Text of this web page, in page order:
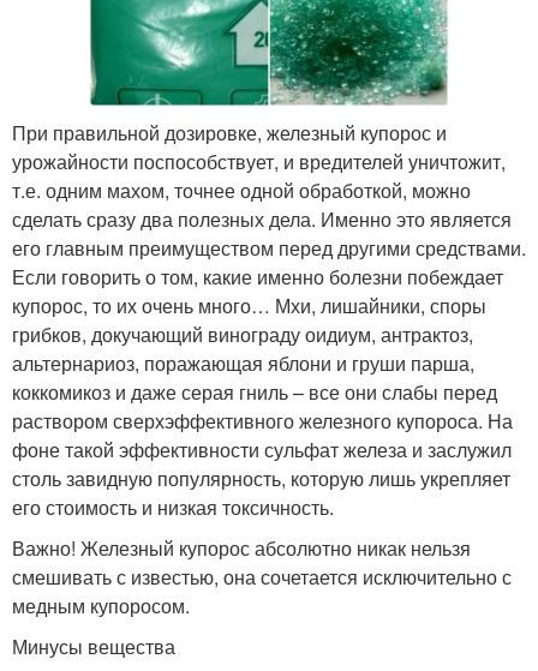
При правильной дозировке, железный купорос и
урожайности поспособствует, и вредителей уничтожит,
т.е. одним махом, точнее одной обработкой, можно
сделать сразу два полезных дела. Именно это является
его главным преимуществом перед другими средствами.
Если говорить о том, какие именно болезни побеждает
купорос, то их очень много… Мхи, лишайники, споры
грибков, докучающий винограду оидиум, антрактоз,
альтернариоз, поражающая яблони и груши парша,
коккомикоз и даже серая гниль – все они слабы перед
раствором сверхэффективного железного купороса. На
фоне такой эффективности сульфат железа и заслужил
столь завидную популярность, которую лишь укрепляет
его стоимость и низкая токсичность.
Важно! Железный купорос абсолютно никак нельзя
смешивать с известью, она сочетается исключительно с
медным купоросом.
Минусы вещества